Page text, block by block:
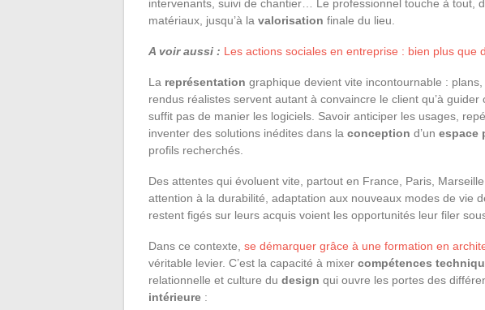
intervenants, suivi de chantier… Le professionnel touche à tout,
matériaux, jusqu’à la valorisation finale du lieu.
A voir aussi : Les actions sociales en entreprise : bien plus que
La représentation graphique devient vite incontournable :
rendus réalistes servent autant à convaincre le client qu’à guider
suffit pas de manier les logiciels. Savoir anticiper les usages,
inventer des solutions inédites dans la conception d’un espace
profils recherchés.
Des attentes qui évoluent vite, partout en France, Paris,
attention à la durabilité, adaptation aux nouveaux modes de vie
restent figés sur leurs acquis voient les opportunités leur filer
Dans ce contexte, se démarquer grâce à une formation en
véritable levier. C’est la capacité à mixer compétences
relationnelle et culture du design qui ouvre les portes des
intérieure :